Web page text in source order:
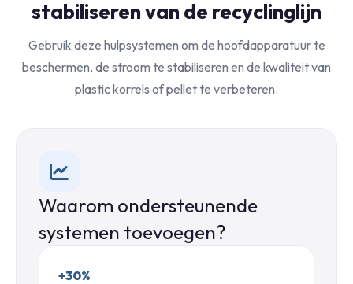
stabiliseren van de recyclinglijn
Gebruik deze hulpsystemen om de hoofdapparatuur te
beschermen, de stroom te stabiliseren en de kwaliteit van
plastic korrels of pellet te verbeteren.
Waarom ondersteunende
systemen toevoegen?
+30%